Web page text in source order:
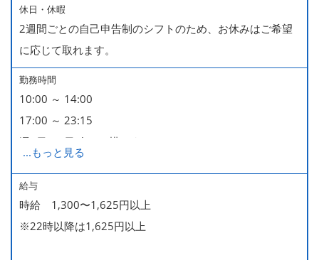
休日・休暇
2週間ごとの自己申告制のシフトのため、お休みはご希望
に応じて取れます。
勤務時間
10:00 ～ 14:00
17:00 ～ 23:15
週2日・1日4h～で構いません。
■時短勤務制度あり
...もっと見る
給与
時給 1,300〜1,625円以上
※22時以降は1,625円以上